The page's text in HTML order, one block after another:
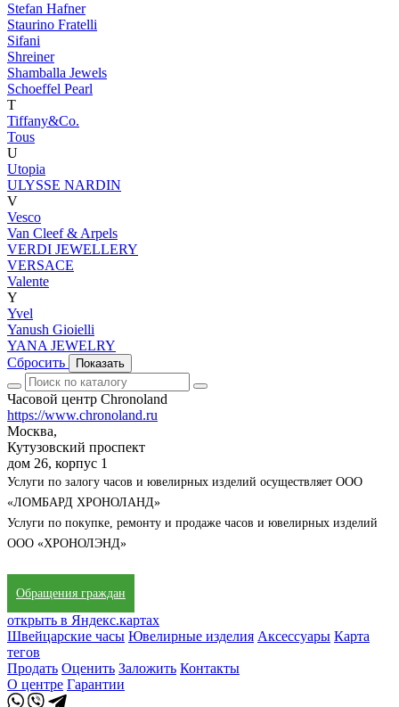
Stefan Hafner
Staurino Fratelli
Sifani
Shreiner
Shamballa Jewels
Schoeffel Pearl
T
Tiffany&Co.
Tous
U
Utopia
ULYSSE NARDIN
V
Vesco
Van Cleef & Arpels
VERDI JEWELLERY
VERSACE
Valente
Y
Yvel
Yanush Gioielli
YANA JEWELRY
Сбросить
Показать
Часовой центр Chronoland
https://www.chronoland.ru
Москва,
Кутузовский проспект
дом 26, корпус 1
Услуги по залогу часов и ювелирных изделий осуществляет ООО
«ЛОМБАРД ХРОНОЛАНД»
Услуги по покупке, ремонту и продаже часов и ювелирных изделий
ООО «ХРОНОЛЭНД»
Обращения граждан
открыть в Яндекс.картах
Швейцарские часы Ювелирные изделия Аксессуары Карта
тегов
Продать Оценить Заложить Контакты
О центре Гарантии